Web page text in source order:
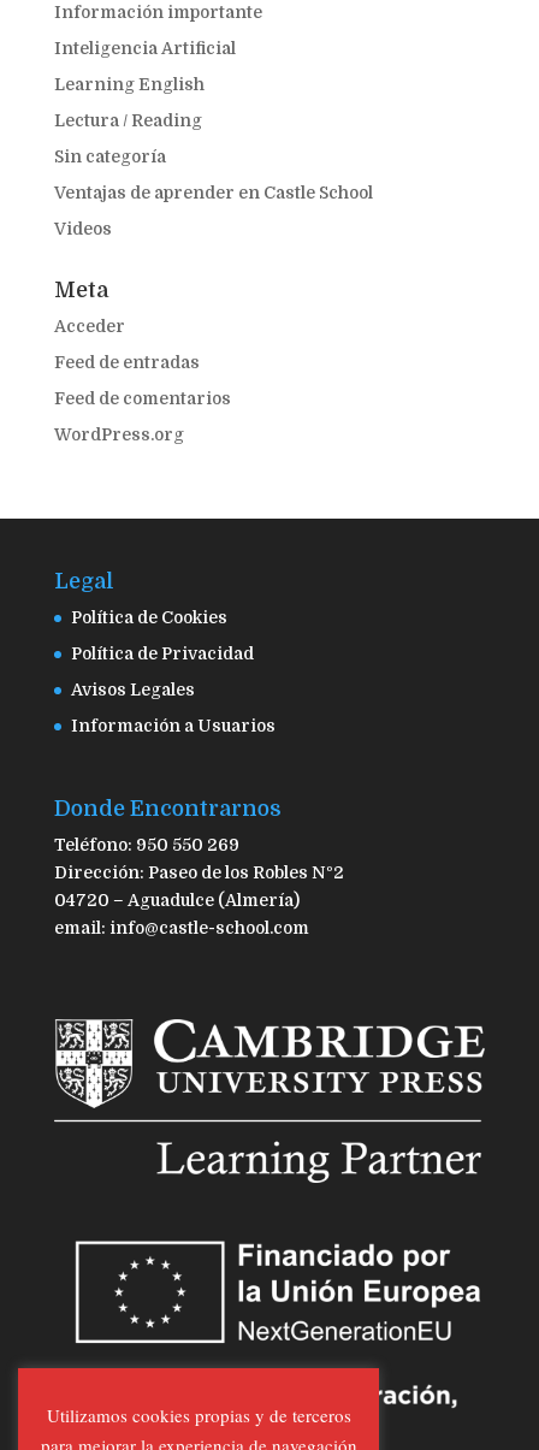
Información importante
Inteligencia Artificial
Learning English
Lectura / Reading
Sin categoría
Ventajas de aprender en Castle School
Videos
Meta
Acceder
Feed de entradas
Feed de comentarios
WordPress.org
Legal
Política de Cookies
Política de Privacidad
Avisos Legales
Información a Usuarios
Donde Encontrarnos
Teléfono: 950 550 269
Dirección: Paseo de los Robles Nº2
04720 – Aguadulce (Almería)
email: info@castle-school.com
Utilizamos cookies propias y de terceros
para mejorar la experiencia de navegación